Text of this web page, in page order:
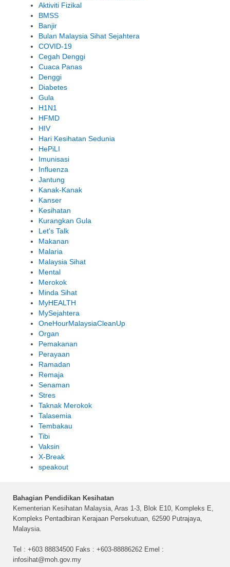
Aktiviti Fizikal
BMSS
Banjir
Bulan Malaysia Sihat Sejahtera
COVID-19
Cegah Denggi
Cuaca Panas
Denggi
Diabetes
Gula
H1N1
HFMD
HIV
Hari Kesihatan Sedunia
HePiLI
Imunisasi
Influenza
Jantung
Kanak-Kanak
Kanser
Kesihatan
Kurangkan Gula
Let's Talk
Makanan
Malaria
Malaysia Sihat
Mental
Merokok
Minda Sihat
MyHEALTH
MySejahtera
OneHourMalaysiaCleanUp
Organ
Pemakanan
Perayaan
Ramadan
Remaja
Senaman
Stres
Taknak Merokok
Talasemia
Tembakau
Tibi
Vaksin
X-Break
speakout
Bahagian Pendidikan Kesihatan
Kementerian Kesihatan Malaysia, Aras 1-3, Blok E10, Kompleks E,
Kompleks Pentadbiran Kerajaan Persekutuan, 62590 Putrajaya,
Malaysia.
Tel : +603 88834500 Faks : +603-88886262 Emel :
infosihat@moh.gov.my